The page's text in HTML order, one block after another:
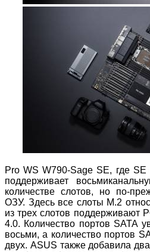
Pro WS W790-Sage SE, где SE
поддерживает
количестве слотов, но по-
ОЗУ. Здесь все слоты M.2
из трех слотов поддерживают
4.0. Количество портов SATA
восьми, а количество портов
двух. ASUS также добавила